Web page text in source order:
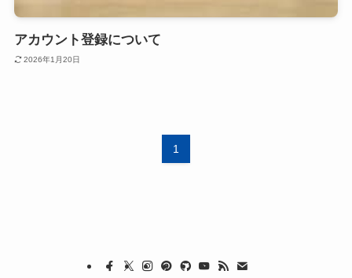
アカウント登録について
2026年1月20日
1